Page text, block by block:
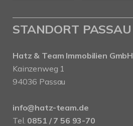
STANDORT PASSAU
Hatz & Team Immobilien GmbH
Kainzenweg 1
94036 Passau
info@hatz-team.de
Tel. 0851 / 7 56 93-70